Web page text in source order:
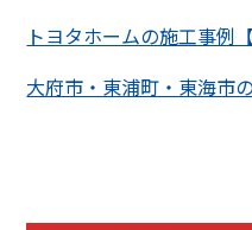
トヨタホームの施工事例
大府市・東浦町・東海市